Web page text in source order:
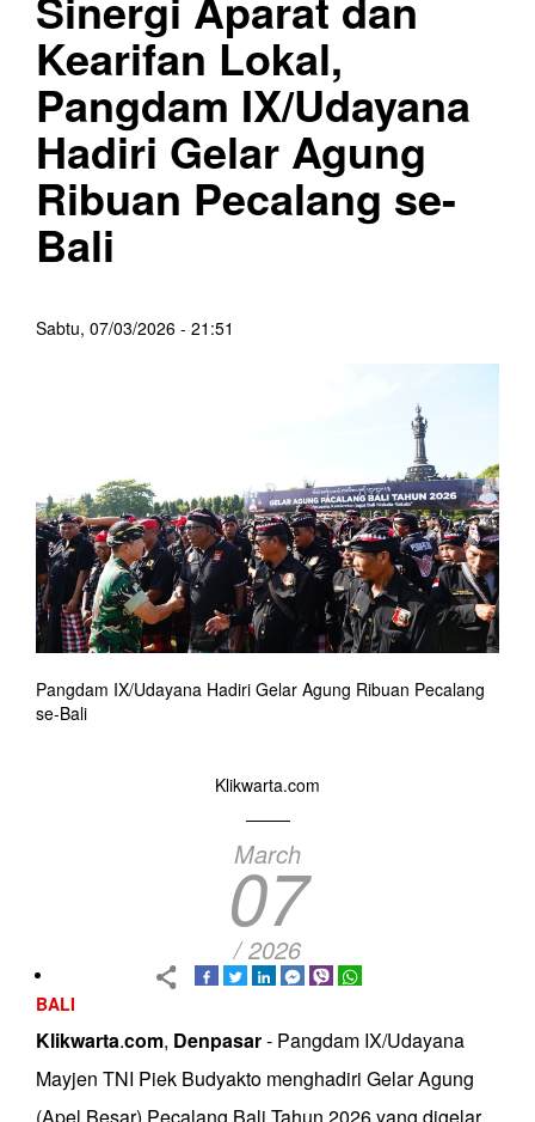
Kearifan Lokal,
Pangdam IX/Udayana
Hadiri Gelar Agung
Ribuan Pecalang se-
Bali
Sabtu, 07/03/2026 - 21:51
Pangdam IX/Udayana Hadiri Gelar Agung Ribuan Pecalang
se-Bali
Klikwarta.com
March
07
/ 2026
BALI
Klikwarta.com, Denpasar- Pangdam IX/Udayana
Mayjen TNI Piek Budyakto menghadiri Gelar Agung